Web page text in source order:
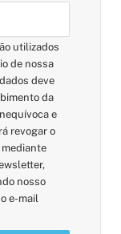
utilizados
de nossa
deve
da
e
revogar o
nosso
e-mail